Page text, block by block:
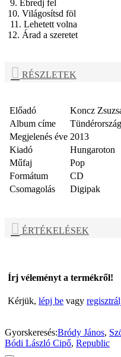
9. Ébredj fel
10. Világosítsd föl
11. Lehetett volna
12. Árad a szeretet
RÉSZLETEK
Előadó
Koncz
Album címe
Tündérország
Megjelenés éve 2013
Kiadó
Hungaroton
Műfaj
Pop
Formátum
CD
Csomagolás
Digipak
ÉRTÉKELÉSEK
Írj véleményt a termékről!
Kérjük, lépj be vagy
Gyorskeresés:Bródy János,
Bódi László Cipő, Republic